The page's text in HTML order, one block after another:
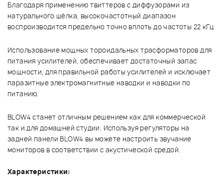
Благодаря применению твиттеров с диффузорами из
натурального шёлка, высокочастотный диапазон
воспроизводится предельно точно вплоть до частоты 22 кГц
Использование мощных тороидальных трасформаторов для
питания усилителей, обеспечивает достаточный запас
мощности, для правильной работы усилителей и исключает
паразитные электромагнитные наводки и наводки по
питанию.
BLOW4 станет отличным решением как для коммерческой
так и для домашней студии. Используя регуляторы на
задней панели BLOW4 вы можете настроить звучание
мониторов в соответствии с акустической средой.
Характеристики: